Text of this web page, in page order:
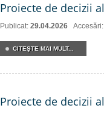
Proiecte de decizii
Publicat: 29.04.2026
CITEŞTE MAI MULT...
Proiecte de decizii